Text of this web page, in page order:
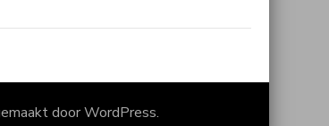
doorWordPress.